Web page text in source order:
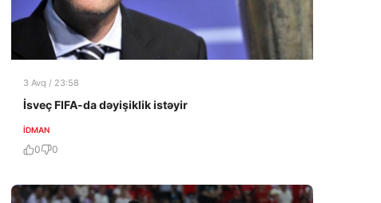
3 Avq / 23:58
İsveç FIFA-da dəyişiklik istəyir
İDMAN
0 0